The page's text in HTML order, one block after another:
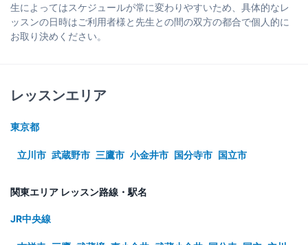
生によってはスケジュールが常に変わりやすいため、具体的なレ
ッスンの日時はご利用者様と先生との間の双方の都合で個人的に
お取り決めください。
レッスンエリア
東京都
立川市 武蔵野市 三鷹市 小金井市 国分寺市 国立市
関東エリア レッスン路線・駅名
JR中央線